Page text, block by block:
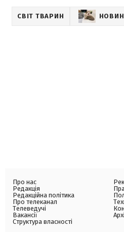
СВІТ ТВАРИН
Про нас
Редакція
Редакційна політика
Про телеканал
Телеведучі
Вакансії
Структура власності